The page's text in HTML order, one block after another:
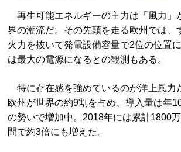
再生可能エネルギーの主力は「風力」
界の潮流だ。その先頭を走る欧州では、
火力を抜いて発電設備容量で2位の位置
は最大の電源になるとの観測もある。
特に存在感を強めているのが洋上風力
欧州が世界の約9割を占め、導入量は年
の勢いで増加中。2018年には累計1800
間で約3倍にも増えた。